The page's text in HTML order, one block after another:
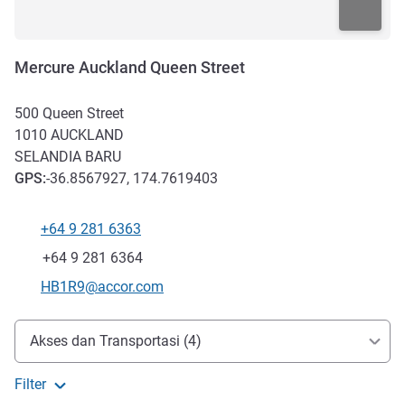
Mercure Auckland Queen Street
500 Queen Street
1010 AUCKLAND
SELANDIA BARU
GPS:-36.8567927, 174.7619403
Telepon
+64 9 281 6363
Fax
+64 9 281 6364
Email kontak
HB1R9@accor.com
Akses dan Transportasi
Akses dan Transportasi (4)
Filter